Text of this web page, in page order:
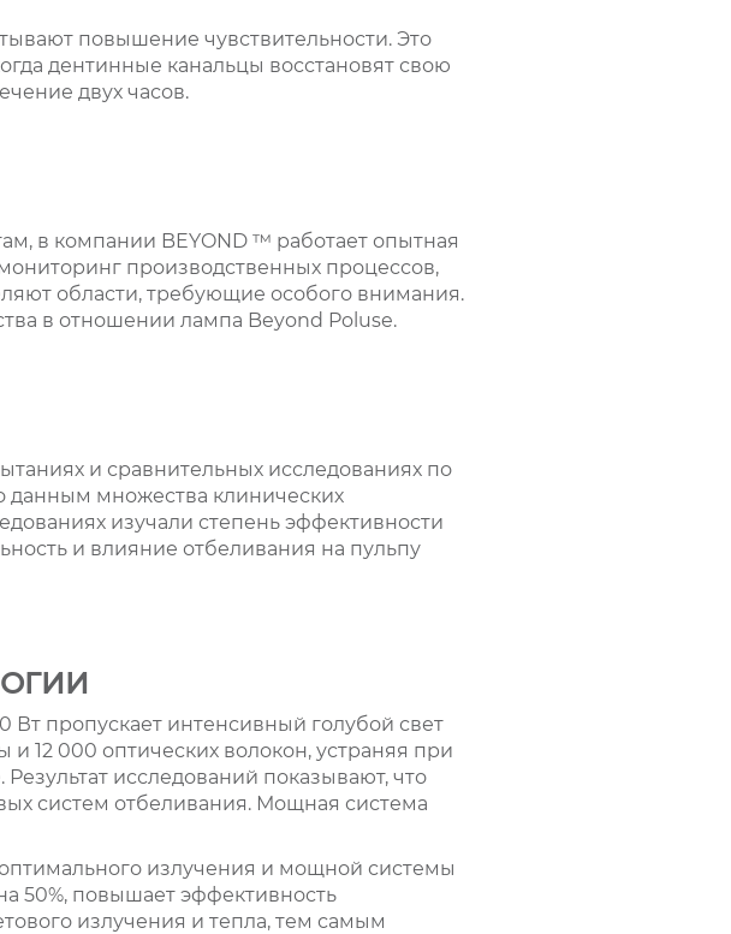
повышение чувствительности. Это
дентинные канальцы восстановят свою
двух часов.
в компании BEYOND ™ работает опытная
производственных процессов,
области, требующие особого внимания.
в отношении лампа Beyond Poluse.
и сравнительных исследованиях по
данным множества клинических
изучали степень эффективности
и влияние отбеливания на пульпу
Вт пропускает интенсивный голубой свет
12 000 оптических волокон, устраняя при
исследований показывают, что
систем отбеливания. Мощная система
излучения и мощной системы
50%, повышает эффективность
излучения и тепла, тем самым